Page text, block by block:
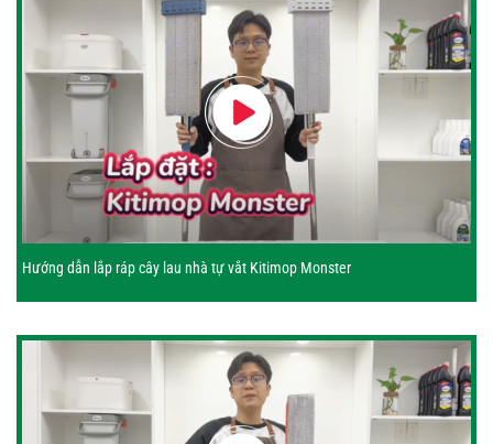
Hướng dẫn lắp ráp cây lau nhà tự vắt Kitimop Monster